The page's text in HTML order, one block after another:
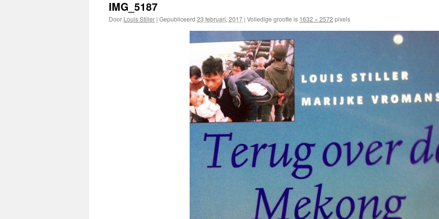
IMG_5187
Door Louis Stiller | Gepubliceerd 23 februari, 2017 | Volledige grootte is 1632 × 2572 pixels